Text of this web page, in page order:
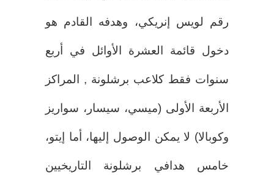
رقم لويس إنريكي، وهدفه القادم هو
دخول قائمة العشرة الأوائل في أربع
سنوات فقط كلاعب برشلونة , المراكز
الأربعة الأولى (ميسي، سيسار، سواريز
وكوبالا) لا يمكن الوصول إليها، أما إيتو،
خامس هدافي برشلونة التاريخيين